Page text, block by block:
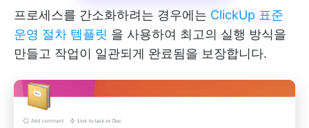
프로세스를 간소화하려는 경우에는 ClickUp 표준
운영 절차 템플릿 을 사용하여 최고의 실행 방식을
만들고 작업이 일관되게 완료됨을 보장합니다.